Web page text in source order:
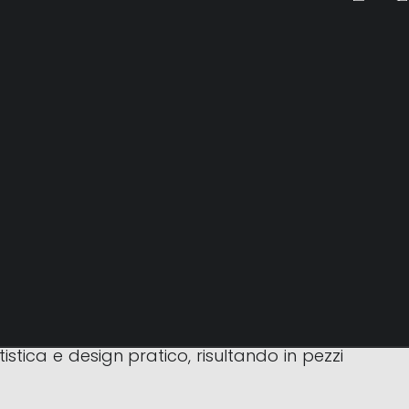
design d’interni. È il fondatore di Il Loft,
e design pratico, risultando in pezzi